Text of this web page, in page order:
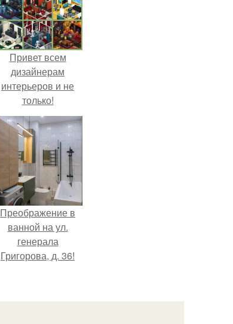
Привет всем
дизайнерам
интерьеров и не
только!
Преображение в
ванной на ул.
генерала
Григорова, д. 36!